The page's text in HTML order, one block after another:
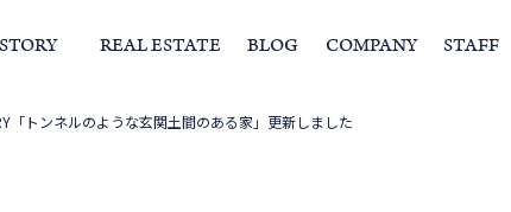
家づくりストーリー スタッフの住まい
REAL ESTATE BLOG COMPANY
の挨拶 経営理念
STAFF
「トンネルのような玄関土間のある家」更新しました